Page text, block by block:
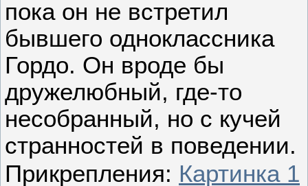
пока он не встретил
бывшего одноклассника
Гордо. Он вроде бы
дружелюбный, где-то
несобранный, но с кучей
странностей в поведении.
Прикрепления: Картинка 1